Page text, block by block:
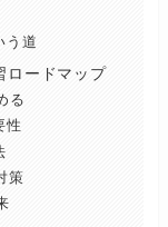
う道
ロードマップ
る
性
策